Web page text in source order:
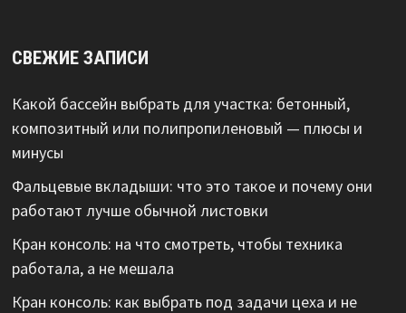
СВЕЖИЕ ЗАПИСИ
Какой бассейн выбрать для участка: бетонный,
композитный или полипропиленовый — плюсы и
минусы
Фальцевые вкладыши: что это такое и почему они
работают лучше обычной листовки
Кран консоль: на что смотреть, чтобы техника
работала, а не мешала
Кран консоль: как выбрать под задачи цеха и не